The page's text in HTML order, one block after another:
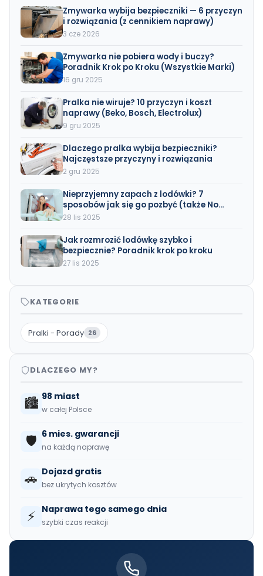
Zmywarka wybija bezpieczniki — 6 przyczyn
i rozwiązania (z cennikiem naprawy)
3 cze 2026
Zmywarka nie pobiera wody i buczy?
Poradnik Krok po Kroku (Wszystkie Marki)
16 gru 2025
Pralka nie wiruje? 10 przyczyn i koszt
naprawy (Beko, Bosch, Electrolux)
9 gru 2025
Dlaczego pralka wybija bezpieczniki?
Najczęstsze przyczyny i rozwiązania
2 gru 2025
Nieprzyjemny zapach z lodówki? 7
sposobów jak się go pozbyć (także No
Frost)
28 lis 2025
Jak rozmrozić lodówkę szybko i
bezpiecznie? Poradnik krok po kroku
27 lis 2025
KATEGORIE
Pralki - Porady 26
DLACZEGO MY?
🏙️ 98 miast
w całej Polsce
🛡️ 6 mies. gwarancji
na każdą naprawę
🚗 Dojazd gratis
bez ukrytych kosztów
⚡ Naprawa tego samego dnia
szybki czas reakcji